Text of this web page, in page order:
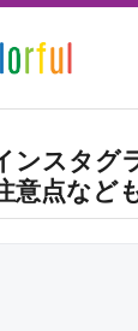
ンスタ
意点など